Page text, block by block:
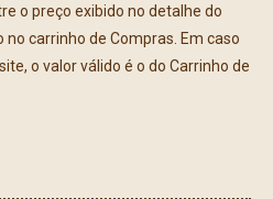
o preço exibido no detalhe do
carrinho de Compras. Em caso
o valor válido é o do Carrinho de